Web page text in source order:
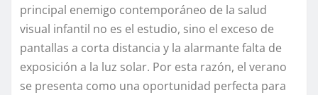
principal enemigo contemporáneo de la salud
visual infantil no es el estudio, sino el exceso de
pantallas a corta distancia y la alarmante falta de
exposición a la luz solar. Por esta razón, el verano
se presenta como una oportunidad perfecta para